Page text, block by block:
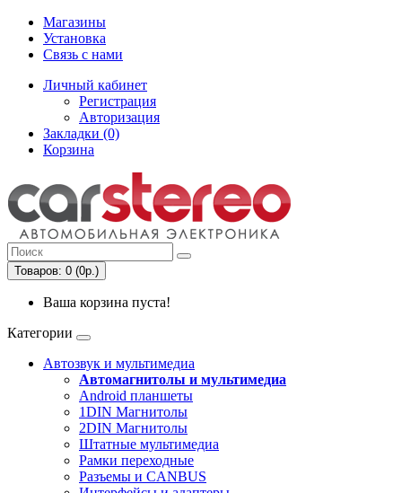
Магазины
Установка
Связь с нами
Личный кабинет
Регистрация
Авторизация
Закладки (0)
Корзина
Товаров: 0 (0р.)
Ваша корзина пуста!
Категории
Автозвук и мультимедиа
Автомагнитолы и мультимедиа
Android планшеты
1DIN Магнитолы
2DIN Магнитолы
Штатные мультимедиа
Рамки переходные
Разъемы и CANBUS